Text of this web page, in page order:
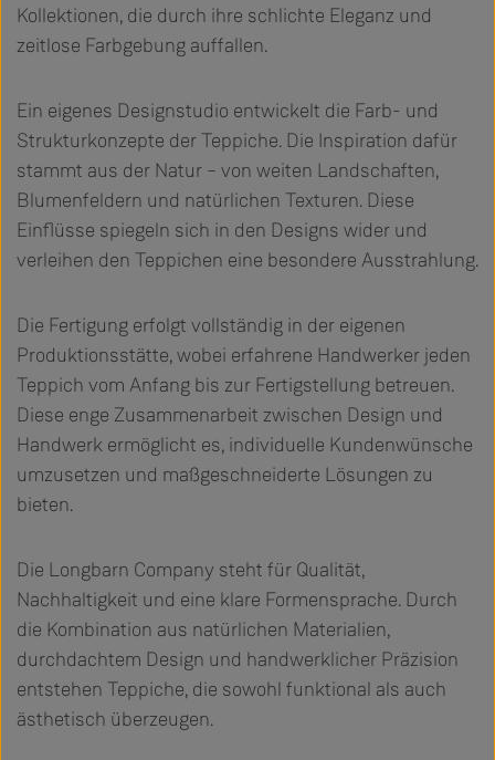
Kollektionen, die durch ihre schlichte Eleganz und
zeitlose Farbgebung auffallen.
Ein eigenes Designstudio entwickelt die Farb- und
Strukturkonzepte der Teppiche. Die Inspiration dafür
stammt aus der Natur – von weiten Landschaften,
Blumenfeldern und natürlichen Texturen. Diese
Einflüsse spiegeln sich in den Designs wider und
verleihen den Teppichen eine besondere Ausstrahlung.
Die Fertigung erfolgt vollständig in der eigenen
Produktionsstätte, wobei erfahrene Handwerker jeden
Teppich vom Anfang bis zur Fertigstellung betreuen.
Diese enge Zusammenarbeit zwischen Design und
Handwerk ermöglicht es, individuelle Kundenwünsche
umzusetzen und maßgeschneiderte Lösungen zu
bieten.
Die Longbarn Company steht für Qualität,
Nachhaltigkeit und eine klare Formensprache. Durch
die Kombination aus natürlichen Materialien,
durchdachtem Design und handwerklicher Präzision
entstehen Teppiche, die sowohl funktional als auch
ästhetisch überzeugen.